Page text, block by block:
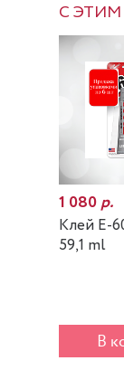
С
1 080р.
Клей E-
59,1 ml
В